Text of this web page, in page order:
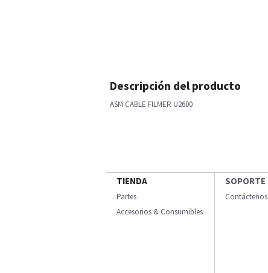
Descripción del producto
ASM CABLE FILMER U2600
TIENDA
Partes
Accesorios & Consumibles
SOPORTE
Contáctenos